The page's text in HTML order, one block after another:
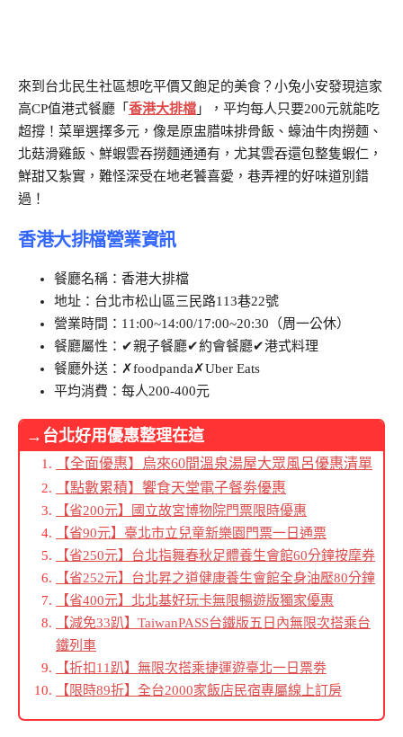
來到台北民生社區想吃平價又飽足的美食？小兔小安發現這家
高CP值港式餐廳「 香港大排檔 」，平均每人只要200元就能吃
超撐！菜單選擇多元，像是原盅腊味排骨飯、蠔油牛肉撈麵、
北菇滑雞飯、鮮蝦雲吞撈麵通通有，尤其雲吞還包整隻蝦仁，
鮮甜又紮實，難怪深受在地老饕喜愛，巷弄裡的好味道別錯
過！
香港大排檔營業資訊
餐廳名稱：香港大排檔
地址：台北市松山區三民路113巷22號
營業時間：11:00~14:00/17:00~20:30（周一公休）
餐廳屬性：✔親子餐廳✔約會餐廳✔港式料理
餐廳外送：✗foodpanda✗Uber Eats
平均消費：每人200-400元
→台北好用優惠整理在這
【全面優惠】烏來60間溫泉湯屋大眾風呂優惠清單
【點數累積】饗食天堂電子餐劵優惠
【省200元】國立故宮博物院門票限時優惠
【省90元】臺北市立兒童新樂園門票一日通票
【省250元】台北指舞春秋足體養生會館60分鐘按摩券
【省252元】台北昇之道健康養生會館全身油壓80分鐘
【省400元】北北基好玩卡無限暢遊版獨家優惠
【減免33趴】TaiwanPASS台鐵版五日內無限次搭乘台
鐵列車
【折扣11趴】無限次搭乘捷運遊臺北一日票劵
【限時89折】全台2000家飯店民宿專屬線上訂房